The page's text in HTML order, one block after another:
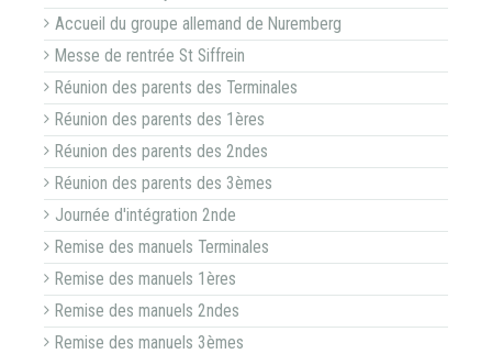
Accueil du groupe allemand de Nuremberg
Messe de rentrée St Siffrein
Réunion des parents des Terminales
Réunion des parents des 1ères
Réunion des parents des 2ndes
Réunion des parents des 3èmes
Journée d'intégration 2nde
Remise des manuels Terminales
Remise des manuels 1ères
Remise des manuels 2ndes
Remise des manuels 3èmes